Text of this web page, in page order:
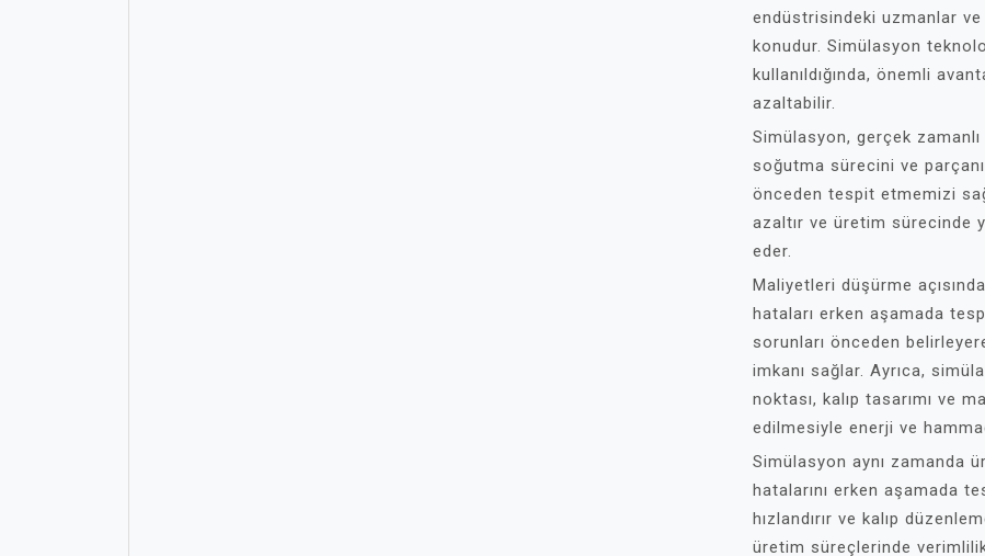
endüstrisindeki uzmanlar ve
konudur. Simülasyon
kullanıldığında, önemli
azaltabilir.
Simülasyon, gerçek
soğutma sürecini ve
önceden tespit etmemizi
azaltır ve üretim sürecinde
eder.
Maliyetleri düşürme
hataları erken aşamada
sorunları önceden
imkanı sağlar. Ayrıca,
noktası, kalıp tasarımı ve
edilmesiyle enerji ve
Simülasyon aynı zamanda
hatalarını erken aşamada
hızlandırır ve kalıp
üretim süreçlerinde